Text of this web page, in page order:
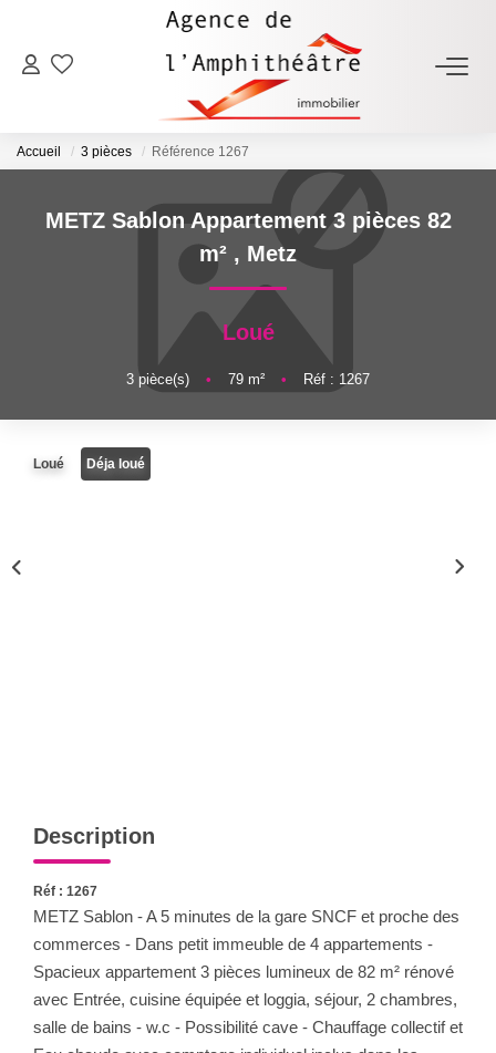
ACHETER
LOUER
ESTIMER
FAIRE GÉRER
NOTRE AGENCE
Accueil 3 pièces Référence 1267
METZ Sablon Appartement 3 pièces 82
m² , Metz
Loué
3 pièce(s) • 79 m² • Réf : 1267
Loué Déja loué
Description
Réf : 1267
METZ Sablon - A 5 minutes de la gare SNCF et proche des
commerces - Dans petit immeuble de 4 appartements -
Spacieux appartement 3 pièces lumineux de 82 m² rénové
avec Entrée, cuisine équipée et loggia, séjour, 2 chambres,
salle de bains - w.c - Possibilité cave - Chauffage collectif et